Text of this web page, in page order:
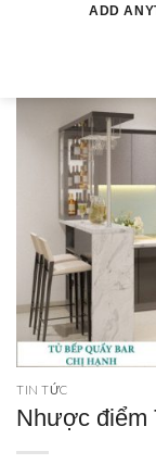
ADD
TIN TỨC
Nhược điểm